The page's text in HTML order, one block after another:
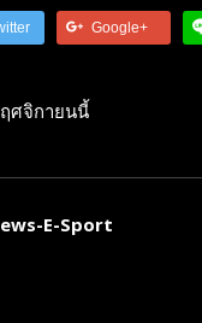
Google+
ศจิกายนนี้
E-Sport